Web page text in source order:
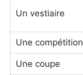
Un vestiaire
Une compétition
Une coupe